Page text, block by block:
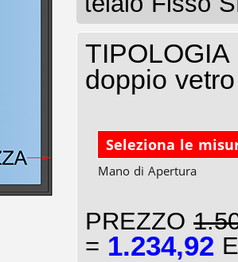
doppio vetro
Seleziona le
Mano di Apertura
PREZZO
= 1.234,92